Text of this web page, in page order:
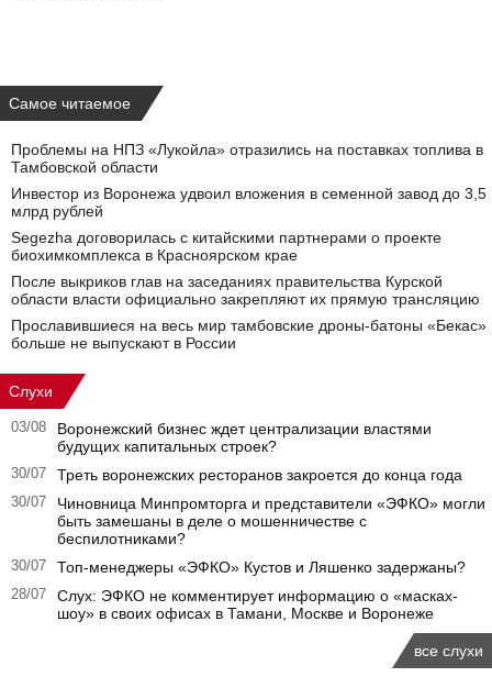
Самое читаемое
Проблемы на НПЗ «Лукойла» отразились на поставках топлива в
Тамбовской области
Инвестор из Воронежа удвоил вложения в семенной завод до 3,5
млрд рублей
Segezha договорилась с китайскими партнерами о проекте
биохимкомплекса в Красноярском крае
После выкриков глав на заседаниях правительства Курской
области власти официально закрепляют их прямую трансляцию
Прославившиеся на весь мир тамбовские дроны-батоны «Бекас»
больше не выпускают в России
Слухи
03/08
Воронежский бизнес ждет централизации властями
будущих капитальных строек?
30/07 Треть воронежских ресторанов закроется до конца года
30/07
Чиновница Минпромторга и представители «ЭФКО» могли
быть замешаны в деле о мошенничестве с
беспилотниками?
30/07 Топ-менеджеры «ЭФКО» Кустов и Ляшенко задержаны?
28/07
Слух: ЭФКО не комментирует информацию о «масках-
шоу» в своих офисах в Тамани, Москве и Воронеже
все слухи